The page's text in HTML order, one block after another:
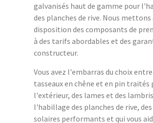
galvanisés haut de gamme pour
des planches de rive. Nous mettons
disposition des composants de
à des tarifs abordables et des
constructeur.
Vous avez l'embarras du choix entre
tasseaux en chêne et en pin traités
l'extérieur, des lames et des
l'habillage des planches de rive,
solaires performants et qui vous